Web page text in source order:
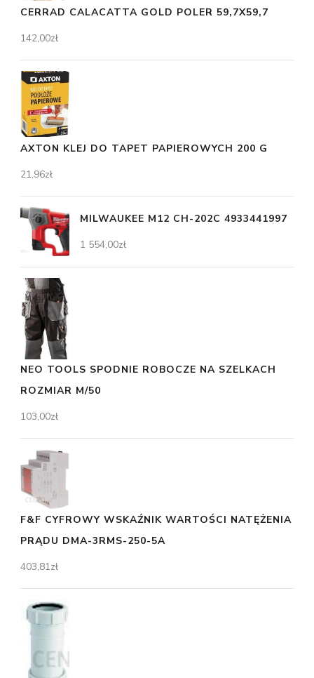
CERRAD CALACATTA GOLD POLER 59,7X59,7
142,00zł
AXTON KLEJ DO TAPET PAPIEROWYCH 200 G
21,96zł
MILWAUKEE M12 CH-202C 4933441997
1 554,00zł
NEO TOOLS SPODNIE ROBOCZE NA SZELKACH
ROZMIAR M/50
103,00zł
F&F CYFROWY WSKAŹNIK WARTOŚCI NATĘŻENIA
PRĄDU DMA-3RMS-250-5A
403,81zł